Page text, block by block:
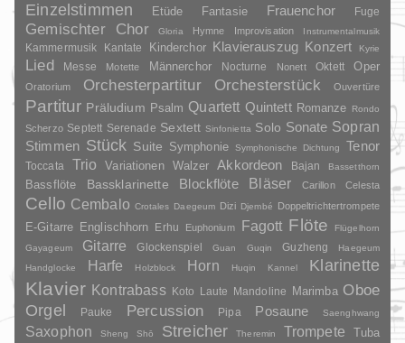
Einzelstimmen
Etüde Fantasie Frauenchor Fuge
Gemischter Chor Gloria Hymne Improvisation Instrumentalmusik
Kammermusik Kantate Kinderchor Klavierauszug Konzert Kyrie
Lied Messe Motette Männerchor Nocturne Nonett Oktett Oper
Oratorium Orchesterpartitur Orchesterstück Ouvertüre
Partitur Präludium Psalm Quartett Quintett Romanze Rondo
Scherzo Septett Serenade Sextett Sinfonietta Solo Sonate Sopran
Stimmen Stück Suite Symphonie Symphonische Dichtung Tenor
Toccata Trio Variationen Walzer Akkordeon Bajan Bassetthorn
Bassflöte Bassklarinette Blockflöte Bläser Carillon Celesta
Cello Cembalo Crotales Daegeum Dizi Djembé Doppeltrichtertrompete
E-Gitarre Englischhorn Erhu Euphonium Fagott Flöte
Flügelhorn
Gayageum
Gitarre Glockenspiel Guan Guqin Guzheng
Haegeum
Handglocke
Harfe Holzblock Horn Huqin Kannel Klarinette
Klavier Kontrabass Koto Laute Mandoline Marimba Oboe
Orgel Pauke Percussion Pipa Posaune Saenghwang
Saxophon Sheng Shō Streicher Theremin Trompete
Tuba